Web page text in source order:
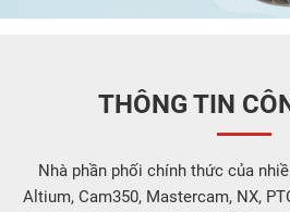
THÔNG TIN
Nhà phần phối chính thức của
Altium, Cam350, Mastercam, NX,